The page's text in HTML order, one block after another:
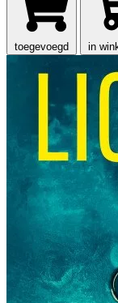
toegevoegd in